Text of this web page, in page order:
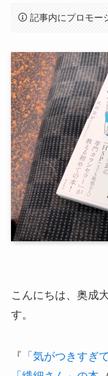
記事内にプロモー
こんにちは、奥成
す。
『 「気がつきすぎ